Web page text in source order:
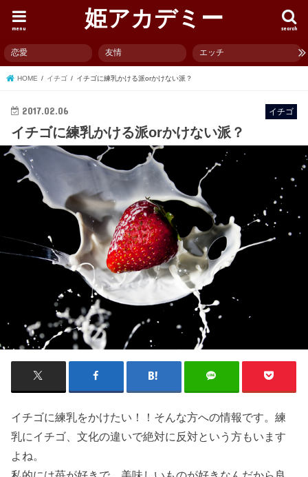
姫アカデミー search
menu
恋愛 友情 エッチ
HOME イチゴ イチゴに練乳かける派orかけない派？
イチゴ
2017.02.06
イチゴに練乳かける派orかけない派？
イチゴに練乳をかけたい！！そんな方への情報です。練
乳にイチゴ、文化の違いで絶対に反対という方もいます
よね。